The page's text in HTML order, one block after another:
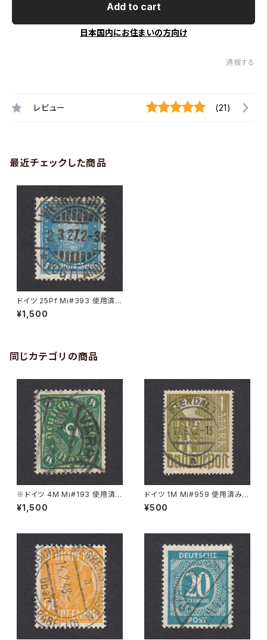
Add to cart
日本国内にお住まいの方向け
通報する
レビュー (21)
最近チェックした商品
ドイツ 25Pf Mi#393 使用済み
切手｜WERNITZGRÜN 2.3.1
927
¥1,500
同じカテゴリの商品
※ドイツ 4M Mi#193 使用済
み切手｜VARREL 30.11.1922
¥1,500
ドイツ 1M Mi#959 使用済み切
手｜STENDAL 11.8.1947
¥500